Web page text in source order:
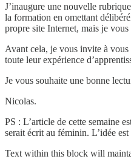
J’inaugure une nouvelle
la formation en omettant
propre site Internet, mais je
Avant cela, je vous invite à vous
toute leur expérience
Je vous souhaite une bonne
Nicolas.
PS : L’article de cette semaine
serait écrit au féminin. L’idée
Text within this block will